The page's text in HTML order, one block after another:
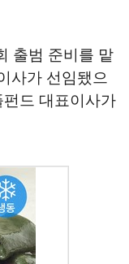
출범 준비를 맡
사가 선임됐으
드 대표이사가